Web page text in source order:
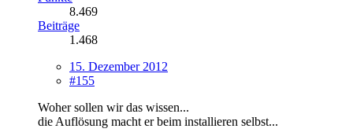
8.469
Beiträge
1.468
15. Dezember 2012
#155
Woher sollen wir das wissen...
die Auflösung macht er beim installieren selbst...